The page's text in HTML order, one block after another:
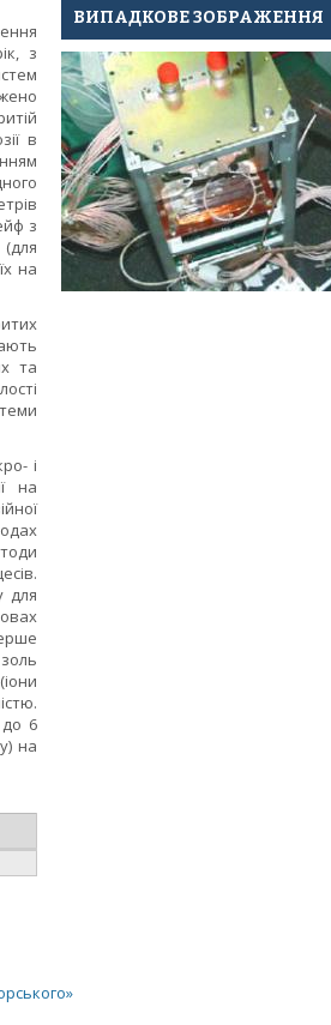
з
в
з
на
та
і
на
для
до 6
на
ВИПАДКОВЕ ЗОБРАЖЕННЯ